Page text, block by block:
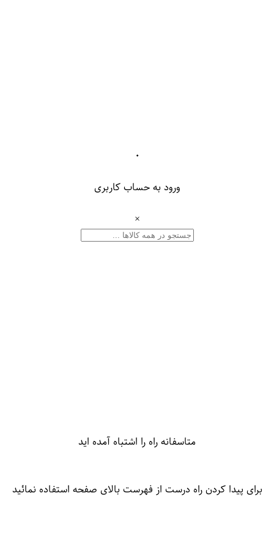
۰
ورود به حساب کاربری
×
متاسفانه راه را اشتباه آمده اید
برای پیدا کردن راه درست از فهرست بالای صفحه استفاده نمائید